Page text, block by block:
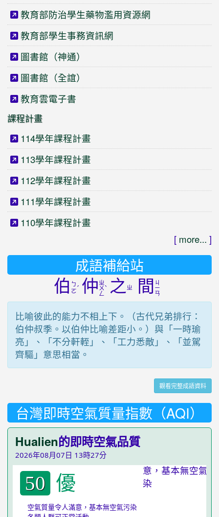
教育部防治學生藥物濫用資源網
教育部學生事務資訊網
圖書館（神通）
圖書館（全誼）
教育雲電子書
課程計畫
114學年課程計畫
113學年課程計畫
112學年課程計畫
111學年課程計畫
110學年課程計畫
[ more... ]
成語補給站
伯 ㄅ
ㄛˊ 仲ㄓ
ㄨ
ㄥ
ˋ 之ㄓ 間 ㄐ
ㄧ
ㄢ
比喻彼此的能力不相上下。（古代兄弟排行：
伯仲叔季。以伯仲比喻差距小。）與「一時瑜
亮」、「不分軒輊」、「工力悉敵」、「並駕
齊驅」意思相當。
觀看完整成語資料
台灣即時空氣質量指數（AQI）
Hualien的即時空氣品質
2026年08月07日 13時27分
50 優
空氣質量令人滿意，基本無空氣污染